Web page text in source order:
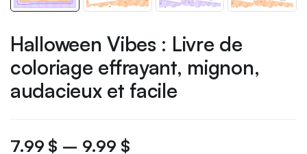
Halloween Vibes : Livre de
coloriage effrayant, mignon,
audacieux et facile
7.99 $ – 9.99 $